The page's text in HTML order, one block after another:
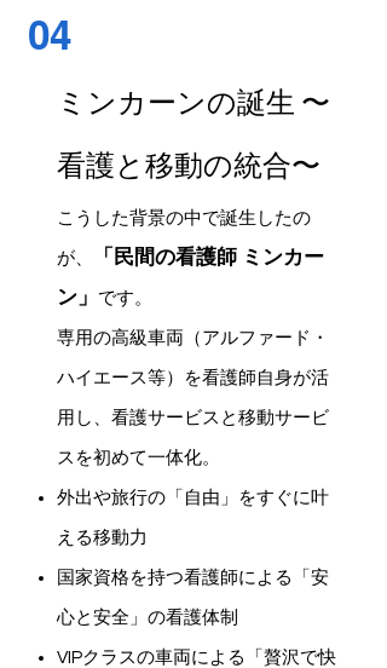
04
ミンカーンの誕生 〜
看護と移動の統合〜
こうした背景の中で誕生したの
が、
「民間の看護師 ミンカー
ン」
です。
専用の高級車両（アルファード・
ハイエース等）を看護師自身が活
用し、看護サービスと移動サービ
スを初めて一体化。
外出や旅行の「自由」をすぐに叶
える移動力
国家資格を持つ看護師による「安
心と安全」の看護体制
VIPクラスの車両による「贅沢で快